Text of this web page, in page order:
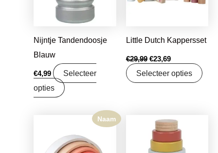
Nijntje Tandendoosje
Blauw
€4,99
Selecteer
opties
Little Dutch Kappersset
€29,99 €23,69
Selecteer opties
Naam
Oorspronkelijke
prijs
was:
€15,99.
Huidige
prijs
€12,63.